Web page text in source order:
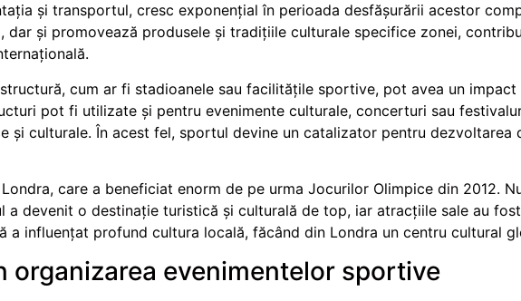
și transportul, cresc exponențial în perioada desfășurării acestor
dar și promovează produsele și tradițiile culturale specifice zonei,
cum ar fi stadioanele sau facilitățile sportive, pot avea un impact
pot fi utilizate și pentru evenimente culturale, concerturi sau
și culturale. În acest fel, sportul devine un catalizator pentru dezvoltarea
care a beneficiat enorm de pe urma Jocurilor Olimpice din 2012.
a devenit o destinație turistică și culturală de top, iar atracțiile sale au
a influențat profund cultura locală, făcând din Londra un centru cultural
organizarea evenimentelor sportive